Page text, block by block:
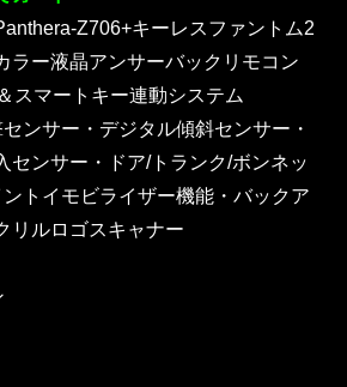
Z706+キーレスファントム2
ラー液晶アンサーバックリモコン
スマートキー連動システム
ンサー・デジタル傾斜センサー・
センサー・ドア/トランク/ボンネッ
ントイモビライザー機能・バックア
リルロゴスキャナー